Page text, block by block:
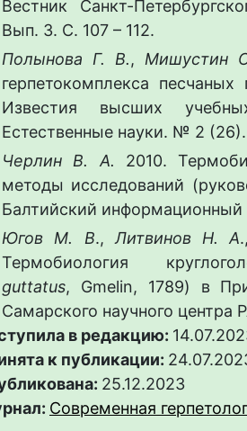
Вестник Санкт-
Вып. 3. С. 107 – 112.
Полынова Г. В., Мишустин
герпетокомплекса
Известия высших
Естественные науки. № 2
Черлин В. А. 2010.
методы исследований
Балтийский информационный
Югов М. В.,Литвинов Н. А
Термобиология
guttatus, Gmelin, 1789) в
Самарского научного
в редакцию:
к публикации:
25.12.2023
Современная